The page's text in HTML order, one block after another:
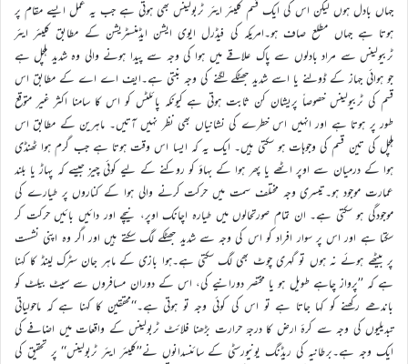
جہاں بادل ہوں لیکن اس کی ایک قسم کلیئر ایئر ٹربولینس بھی ہوتی ہے جب یہ عمل ایسے مقام پر
ہوتا ہے جہاں مطلع صاف ہو۔امریکہ کی فیڈرل ایوی ایشن ایڈمنسٹریشن کے مطابق کلیئر ایئر
ٹربیولینس سے مراد بادلوں سے پاک علاقے میں ہوا کی وجہ سے پیدا ہونے والی وہ شدید ہلچل ہے
جو ہوائی جہاز کے ڈولنے یا اسے شدید جھٹکے لگنے کی وجہ بنتی ہے۔ایف اے اے کے مطابق اس
قسم کی ٹربیولینس خصوصاً پریشان کن ثابت ہوتی ہے کیونکہ پائلٹس کو اس کا سامنا اکثر غیر متوقع
طور پر ہوتا ہے اور انہیں اس خطرے کی نشانیاں بھی نظر نہیں آتیں۔ ماہرین کے مطابق اس
ہلچل کی تین قسم کی وجوہات ہو سکتی ہیں۔ ایک یہ کہ ایسا اس وقت ہوتا ہے جب گرم ہوا ٹھنڈی
ہوا کے درمیان سے اوپر اٹھے یا پھر ہوا کے بہاؤ کو روکنے کے لیے کوئی چیز جیسے کہ پہاڑ یا بلند
عمارت موجود ہو۔تیسری وجہ مختلف سمت میں حرکت کرنے والی ہوا کے کناروں پر طیارے کی
موجودگی ہو سکتی ہے۔ ان تمام صورتحالوں میں طیارہ اچانک اوپر، نیچے اور دائیں بائیں حرکت کر
سکتا ہے اور اس پر سوار افراد کو اس کی وجہ سے شدید جھٹکے لگ سکتے ہیں اور اگر وہ اپنی نشست
پر بیٹھے ہوئے نہ ہوں تو گہری چوٹ بھی لگ سکتی ہے۔ہوا بازی کے ماہر جان سٹرک لینڈ کا کہنا
ہے کہ ’’پرواز چاہے طویل ہو یا مختصر دورانیے کی، اس کے دوران مسافروں سے سیٹ بیلٹ کو
باندھے رکھنے کو کہا جاتا ہے تو اس کی کوئی وجہ تو ہوتی ہے۔‘‘محققین کا کہنا ہے کہ ماحولیاتی
تبدیلیوں کی وجہ سے کرۂ ارض کا درجۂ حرارت بڑھنا فلائٹ ٹربولینس کے واقعات میں اضافے کی
ایک وجہ ہے۔برطانیہ کی ریڈنگ یونیورسٹی کے سائنسدانوں نے’’کلیئر ایئر ٹربولینس‘‘ پر تحقیق کی